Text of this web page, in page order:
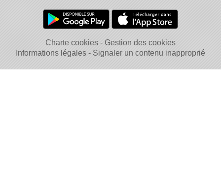
Charte cookies
Gestion des cookies
Informations légales
Signaler un contenu inapproprié